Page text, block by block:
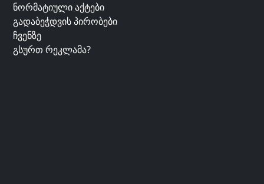
ნორმატიული აქტები
გადაბეჭდვის პირობები
ჩვენზე
გსურთ რეკლამა?